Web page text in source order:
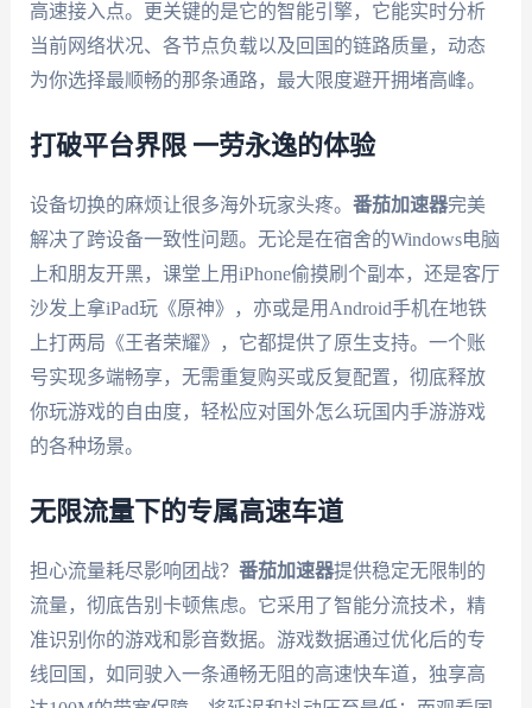
高速接入点。更关键的是它的智能引擎，它能实时分析
当前网络状况、各节点负载以及回国的链路质量，动态
为你选择最顺畅的那条通路，最大限度避开拥堵高峰。
打破平台界限 一劳永逸的体验
设备切换的麻烦让很多海外玩家头疼。 番茄加速器完美
解决了跨设备一致性问题。无论是在宿舍的Windows电脑
上和朋友开黑，课堂上用iPhone偷摸刷个副本，还是客厅
沙发上拿iPad玩《原神》，亦或是用Android手机在地铁
上打两局《王者荣耀》，它都提供了原生支持。一个账
号实现多端畅享，无需重复购买或反复配置，彻底释放
你玩游戏的自由度，轻松应对国外怎么玩国内手游游戏
的各种场景。
无限流量下的专属高速车道
担心流量耗尽影响团战？ 番茄加速器提供稳定无限制的
流量，彻底告别卡顿焦虑。它采用了智能分流技术，精
准识别你的游戏和影音数据。游戏数据通过优化后的专
线回国，如同驶入一条通畅无阻的高速快车道，独享高